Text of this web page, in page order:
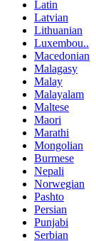
Latin
Latvian
Lithuanian
Luxembou..
Macedonian
Malagasy
Malay
Malayalam
Maltese
Maori
Marathi
Mongolian
Burmese
Nepali
Norwegian
Pashto
Persian
Punjabi
Serbian